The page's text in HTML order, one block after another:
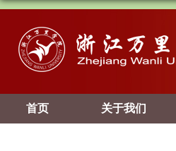
首页 关于我们